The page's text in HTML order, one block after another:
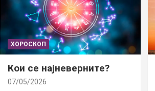
ХОРОСКОП
Кои се најневерните?
07/05/2026